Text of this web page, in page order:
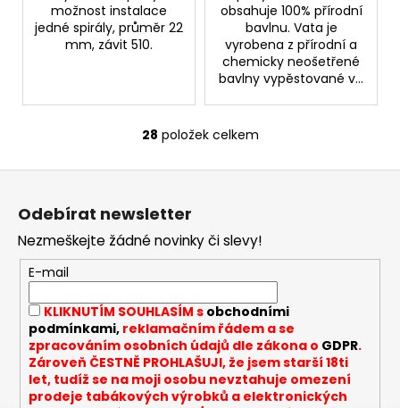
možnost instalace
jedné spirály, průměr 22
mm, závit 510.
obsahuje 100% přírodní
bavlnu. Vata je
vyrobena z přírodní a
chemicky neošetřené
bavlny vypěstované v...
O
v
a
c
í
p
r
v
k
y
v
28 položek celkem
Odebírat newsletter
Nezmeškejte žádné novinky či slevy!
E-mail
KLIKNUTÍM SOUHLASÍM s obchodními
podmínkami,reklamačním řádem a se
zpracováním osobních údajů dle zákona o GDPR.
Zároveň ČESTNĚ PROHLAŠUJI, že jsem starší 18ti
let, tudíž se na moji osobu nevztahuje omezení
prodeje tabákových výrobků a elektronických